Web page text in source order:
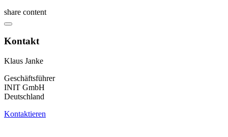
share content
Kontakt
Klaus Janke
Geschäftsführer
INIT GmbH
Deutschland
Kontaktieren